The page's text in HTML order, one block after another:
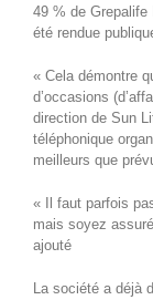
49 % de Grepalife
été rendue
« Cela démontre
d’occasions
direction de Sun
téléphonique
meilleurs que
« Il faut parfois
mais soyez
ajouté
La société a déjà